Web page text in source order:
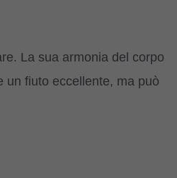
La sua armonia del corpo
un fiuto eccellente, ma può